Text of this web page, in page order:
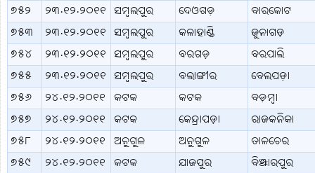
୭୫୨
୨୩.୧୨.୨୦୧୧ ସମ୍ବଲପୁର ଦେଓଗଡ଼
ବାରକୋଟ
୭୫୩
୨୩.୧୨.୨୦୧୧ ସମ୍ବଲପୁର କଳାହାଣ୍ଡି
ଜୁନାଗଡ଼
୭୫୪
୨୩.୧୨.୨୦୧୧ ସମ୍ବଲପୁର ବରଗଡ଼
ବରପାଲି
୭୫୫
୨୩.୧୨.୨୦୧୧ ସମ୍ବଲପୁର ବଲାଙ୍ଗୀର
ବେଲପଡ଼ା
୭୫୬
୨୪.୧୨.୨୦୧୧ କଟକ କଟକ
ବଡ଼ମ୍ବା
୭୫୭
୨୪.୧୨.୨୦୧୧ କଟକ କେନ୍ଦ୍ରାପଡ଼ା
ରାଜକନିକା
୭୫୮
୨୪.୧୨.୨୦୧୧ ଅନୁଗୁଳ ଅନୁଗୁଳ
ତାଳଚେର
୭୫୯
୨୪.୧୨.୨୦୧୧ କଟକ ଯାଜପୁର
ବିଞ୍ଝାରପୁର